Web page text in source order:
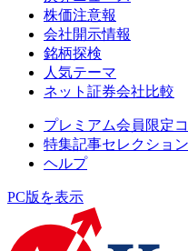
株価注意報
会社開示情報
銘柄探検
人気テーマ
ネット証券会社比較
プレミアム会員限定
特集記事セレクション
ヘルプ
PC版を表示